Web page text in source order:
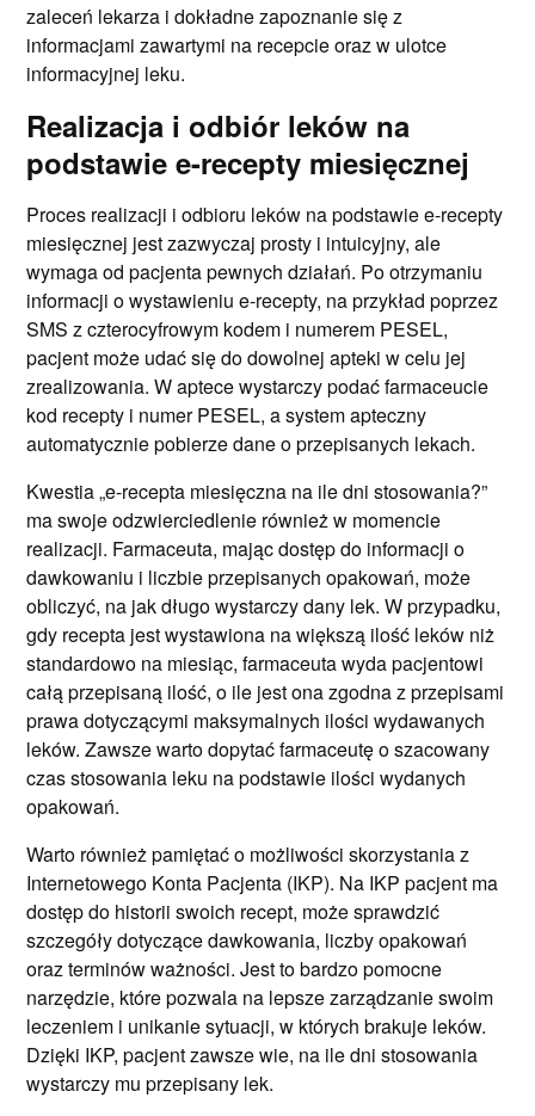
zaleceń lekarza i dokładne zapoznanie się z
informacjami zawartymi na recepcie oraz w ulotce
informacyjnej leku.
Realizacja i odbiór leków na
podstawie e-recepty miesięcznej
Proces realizacji i odbioru leków na podstawie e-recepty
miesięcznej jest zazwyczaj prosty i intuicyjny, ale
wymaga od pacjenta pewnych działań. Po otrzymaniu
informacji o wystawieniu e-recepty, na przykład poprzez
SMS z czterocyfrowym kodem i numerem PESEL,
pacjent może udać się do dowolnej apteki w celu jej
zrealizowania. W aptece wystarczy podać farmaceucie
kod recepty i numer PESEL, a system apteczny
automatycznie pobierze dane o przepisanych lekach.
Kwestia „e-recepta miesięczna na ile dni stosowania?”
ma swoje odzwierciedlenie również w momencie
realizacji. Farmaceuta, mając dostęp do informacji o
dawkowaniu i liczbie przepisanych opakowań, może
obliczyć, na jak długo wystarczy dany lek. W przypadku,
gdy recepta jest wystawiona na większą ilość leków niż
standardowo na miesiąc, farmaceuta wyda pacjentowi
całą przepisaną ilość, o ile jest ona zgodna z przepisami
prawa dotyczącymi maksymalnych ilości wydawanych
leków. Zawsze warto dopytać farmaceutę o szacowany
czas stosowania leku na podstawie ilości wydanych
opakowań.
Warto również pamiętać o możliwości skorzystania z
Internetowego Konta Pacjenta (IKP). Na IKP pacjent ma
dostęp do historii swoich recept, może sprawdzić
szczegóły dotyczące dawkowania, liczby opakowań
oraz terminów ważności. Jest to bardzo pomocne
narzędzie, które pozwala na lepsze zarządzanie swoim
leczeniem i unikanie sytuacji, w których brakuje leków.
Dzięki IKP, pacjent zawsze wie, na ile dni stosowania
wystarczy mu przepisany lek.